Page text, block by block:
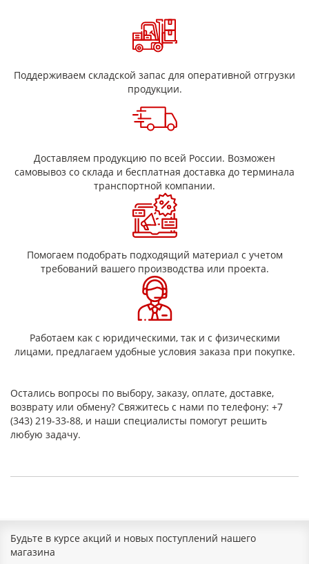
поставка листами/заготовками, раскрой под заказ
межламельные вставки, изоляционные прокладки и
элементы коллекторного узла
Поддерживаем складской запас для оперативной отгрузки
продукции.
Доставляем продукцию по всей России. Возможен
самовывоз со склада и бесплатная доставка до терминала
транспортной компании.
Помогаем подобрать подходящий материал с учетом
требований вашего производства или проекта.
Работаем как с юридическими, так и с физическими
лицами, предлагаем удобные условия заказа при покупке.
Остались вопросы по выбору, заказу, оплате, доставке,
возврату или обмену? Свяжитесь с нами по телефону: +7
(343) 219-33-88, и наши специалисты помогут решить
любую задачу.
Будьте в курсе акций и новых поступлений нашего
магазина